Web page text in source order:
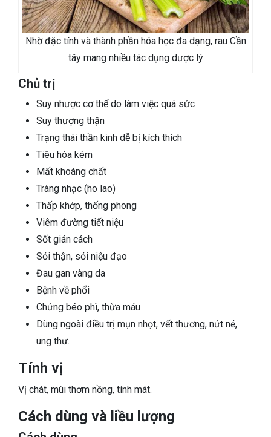
Nhờ đặc tính và thành phần hóa học đa dạng, rau Cần
tây mang nhiều tác dụng dược lý
Chủ trị
Suy nhược cơ thể do làm việc quá sức
Suy thượng thận
Trạng thái thần kinh dễ bị kích thích
Tiêu hóa kém
Mất khoáng chất
Tràng nhạc (ho lao)
Thấp khớp, thống phong
Viêm đường tiết niệu
Sốt gián cách
Sỏi thận, sỏi niệu đạo
Đau gan vàng da
Bệnh về phổi
Chứng béo phì, thừa máu
Dùng ngoài điều trị mụn nhọt, vết thương, nứt nẻ,
ung thư.
Tính vị
Vị chát, mùi thơm nồng, tính mát.
Cách dùng và liều lượng